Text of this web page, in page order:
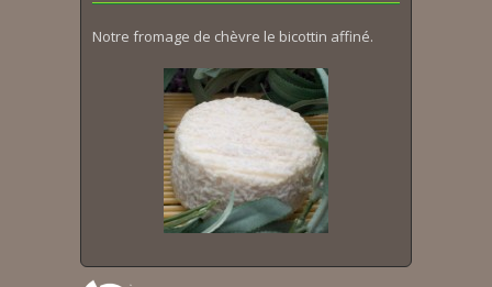
Notre fromage de chèvre le bicottin affiné.